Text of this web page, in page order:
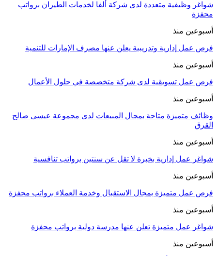
شواغر وظيفية متعددة لدى شركة ألفا لخدمات الطيران برواتب
محفزة
أسبوعين منذ
فرص عمل إدارية وتدريبية يعلن عنها مصرف الإمارات للتنمية
أسبوعين منذ
فرص عمل تسويقية لدى شركة متخصصة في حلول الأعمال
أسبوعين منذ
وظائف متميزة متاحة بمجال المبيعات لدى مجموعة عيسى صالح
القرق
أسبوعين منذ
شواغر عمل إدارية بخبرة لا تقل عن سنتين برواتب تنافسية
أسبوعين منذ
فرص عمل متميزة بمجال الاستقبال وخدمة العملاء برواتب محفزة
أسبوعين منذ
شواغر عمل متميزة تعلن عنها مدرسة دولية برواتب محفزة
أسبوعين منذ